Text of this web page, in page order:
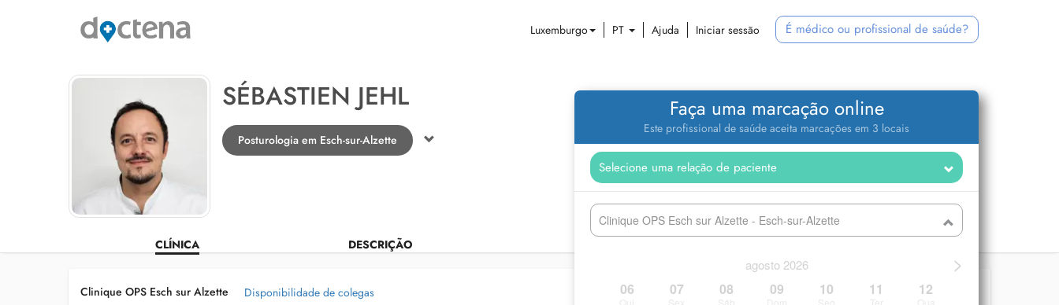
Luxemburgo PT Ajuda Iniciar sessão É médico ou profissional de saúde?
SÉBASTIEN JEHL
Posturologia em Esch-sur-Alzette
CLÍNICA DESCRIÇÃO
Faça uma marcação online
Este profissional de saúde aceita marcações em 3 locais
Clinique OPS Esch sur Alzette - Esch-sur-Alzette
>
agosto 2026
06 07 08 09 10 11 12
Clinique OPS Esch sur Alzette
Disponibilidade de colegas